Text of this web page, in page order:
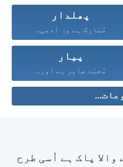
پھلدار
مُبارک ہے وہ آدمی...
پیار
مُحبّت صابِر ہے اور...
والا پاک ہے اُسی طرح